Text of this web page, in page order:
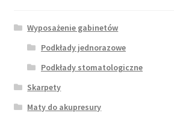
Wyposażenie gabinetów
Podkłady jednorazowe
Podkłady stomatologiczne
Skarpety
Maty do akupresury